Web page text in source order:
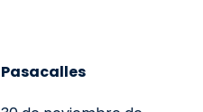
Pasacalles